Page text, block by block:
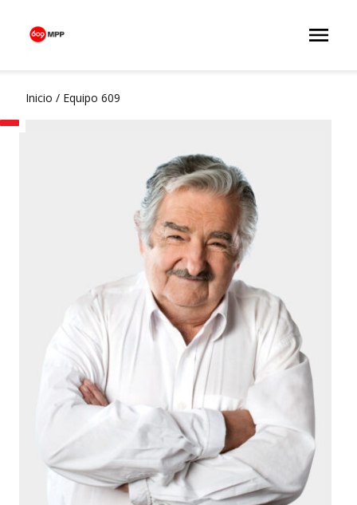
Inicio / Equipo 609